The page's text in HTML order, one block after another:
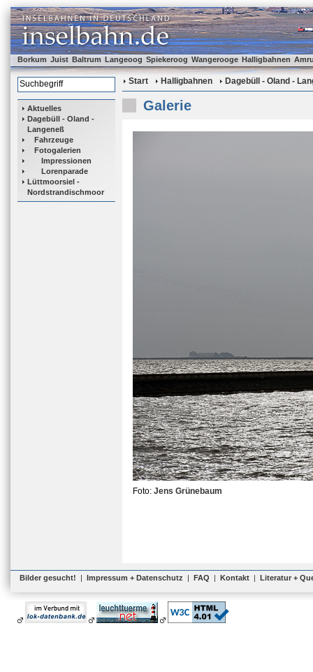
Borkum Juist Baltrum Langeoog Spiekeroog Wangerooge Halligbahnen
Aktuelles
Dagebüll - Oland -
Langeneß
Fahrzeuge
Fotogalerien
Impressionen
Lorenparade
Lüttmoorsiel -
Nordstrandischmoor
Start Halligbahnen Dagebüll - Oland -
Galerie
Foto: Jens Grünebaum
Bilder gesucht! | Impressum + Datenschutz | FAQ | Kontakt | Literatur +